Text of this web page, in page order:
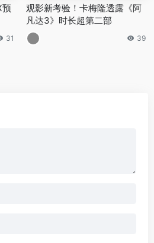
31
观影新考验！卡梅隆透露《阿
凡达3》时长超第二部
39